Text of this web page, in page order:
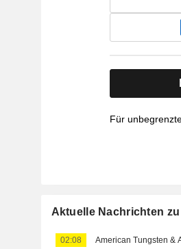
Für
Aktuelle Nachrichten
02:08
American Tungsten &